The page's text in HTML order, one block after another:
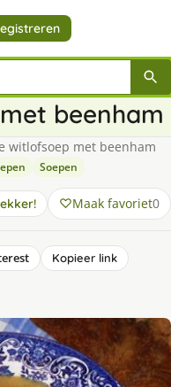
beenham
witlofsoep met beenham
Soepen
Maak favoriet0
Kopieer link